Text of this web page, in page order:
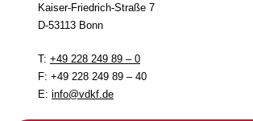
Kaiser-Friedrich-Straße 7
D-53113 Bonn
T: +49 228 249 89 – 0
F: +49 228 249 89 – 40
E: info@vdkf.de